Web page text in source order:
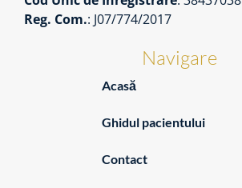
Reg. Com.: J07/774/2017
Navigare
Acasă
Ghidul pacientului
Contact